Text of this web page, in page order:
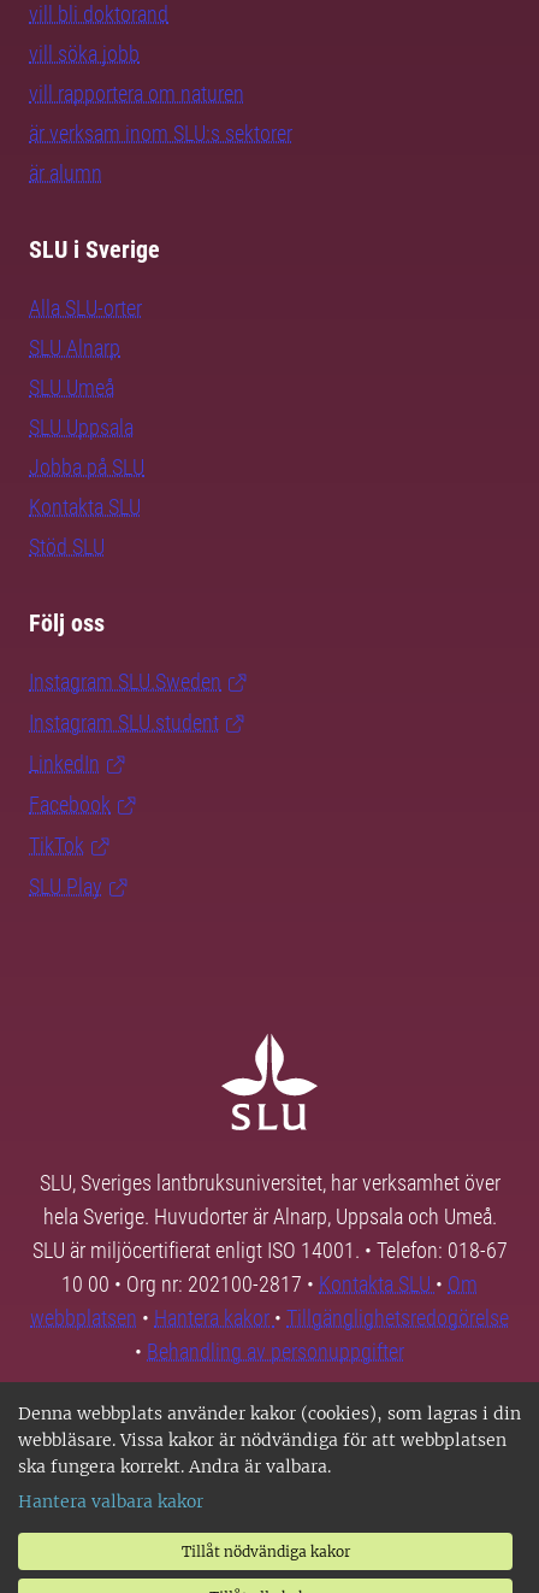
Denna webbplats använder kakor (cookies), som lagras i din
webbläsare. Vissa kakor är nödvändiga för att webbplatsen
ska fungera korrekt. Andra är valbara.
Hantera valbara kakor
Tillåt nödvändiga kakor
vill bli doktorand
vill söka jobb
vill rapportera om naturen
är verksam inom SLU:s sektorer
är alumn
SLU i Sverige
Alla SLU-orter
SLU Alnarp
SLU Umeå
SLU Uppsala
Jobba på SLU
Kontakta SLU
Stöd SLU
Följ oss
Instagram SLU.Sweden
Instagram SLU.student
LinkedIn
Facebook
TikTok
SLU Play
SLU, Sveriges lantbruksuniversitet, har verksamhet över
hela Sverige. Huvudorter är Alnarp, Uppsala och Umeå.
SLU är miljöcertifierat enligt ISO 14001. • Telefon: 018-67
10 00 • Org nr: 202100-2817 • Kontakta SLU • Om
webbplatsen • Hantera kakor • Tillgänglighetsredogörelse
• Behandling av personuppgifter